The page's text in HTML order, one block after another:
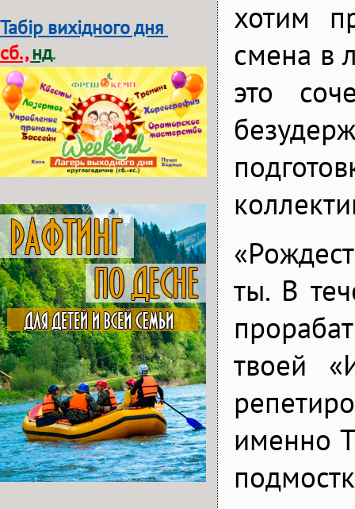
Табір вихідного дня
сб.,нд.
хотим
смена в
это
ты. В
твоей
именно